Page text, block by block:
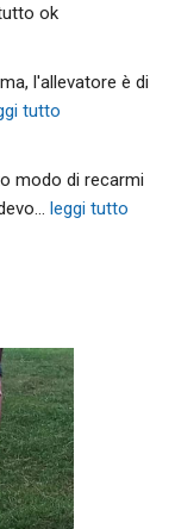
ok
l'allevatore è di
tutto
modo di recarmi
... leggi tutto